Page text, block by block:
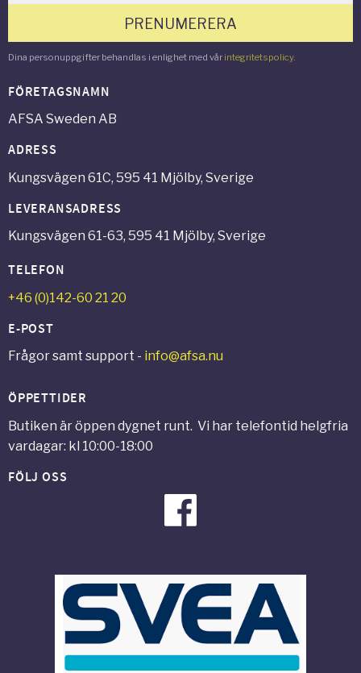
PRENUMERERA
Dina personuppgifter behandlas i enlighet med vår integritetspolicy.
FÖRETAGSNAMN
AFSA Sweden AB
ADRESS
Kungsvägen 61C, 595 41 Mjölby, Sverige
LEVERANSADRESS
Kungsvägen 61-63, 595 41 Mjölby, Sverige
TELEFON
+46 (0)142-60 21 20
E-POST
Frågor samt support - info@afsa.nu
ÖPPETTIDER
Butiken är öppen dygnet runt. Vi har telefontid helgfria
vardagar: kl 10:00-18:00
FÖLJ OSS